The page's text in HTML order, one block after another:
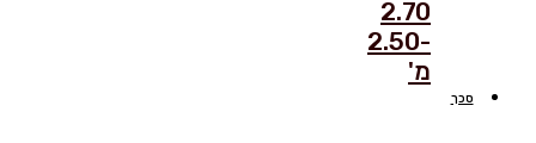
2.70
-2.50
מ'
סכך